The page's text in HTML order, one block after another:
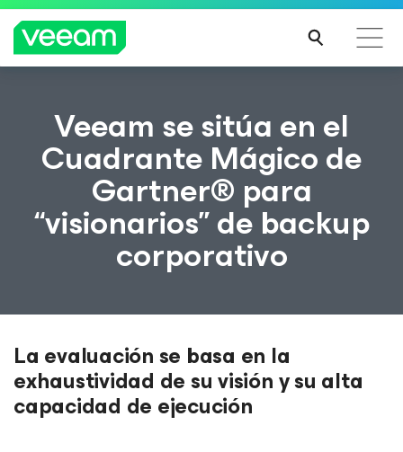
Guía de Veeam para los clientes afectados por la
actualización de contenido de CrowdStrike
MÁS
CIÓN
Veeam se sitúa en el
Cuadrante Mágico de
Gartner® para
“visionarios” de backup
corporativo
La evaluación se basa en la
exhaustividad de su visión y su alta
capacidad de ejecución